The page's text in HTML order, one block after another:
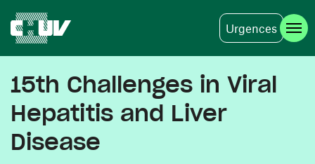
Urgences
15th Challenges in Viral
Hepatitis and Liver
Disease